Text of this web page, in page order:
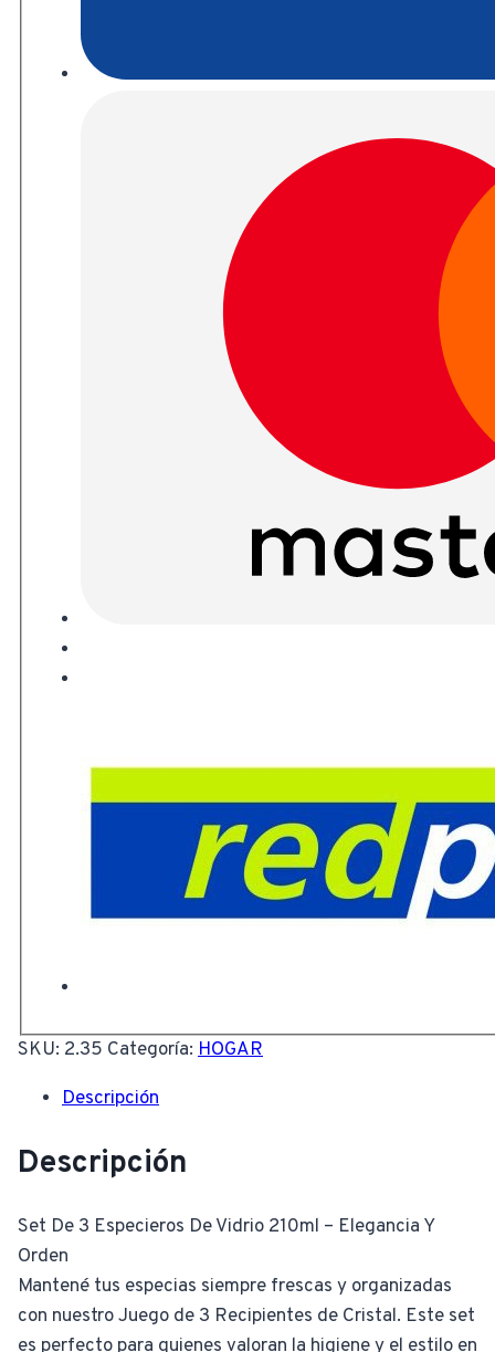
SKU: 2.35 Categoría: HOGAR
Descripción
Descripción
Set De 3 Especieros De Vidrio 210ml – Elegancia Y
Orden
Mantené tus especias siempre frescas y organizadas
con nuestro Juego de 3 Recipientes de Cristal. Este set
es perfecto para quienes valoran la higiene y el estilo en